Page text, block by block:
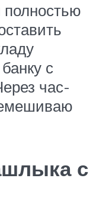
с
час-
с